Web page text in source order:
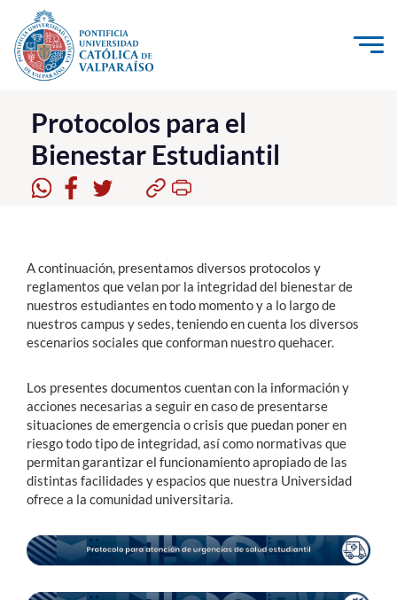
Click acá para ir directamente al contenido
La Universidad
Investigación, Creación e Innovación
PUCV Internacional
Admisión
Pregrado
Postgrado
Formación Continua
Estudiantes
Académicos
Alumni
Protocolos para el
Bienestar Estudiantil
A continuación, presentamos diversos protocolos y
reglamentos que velan por la integridad del bienestar de
nuestros estudiantes en todo momento y a lo largo de
nuestros campus y sedes, teniendo en cuenta los diversos
escenarios sociales que conforman nuestro quehacer.
Los presentes documentos cuentan con la información y
acciones necesarias a seguir en caso de presentarse
situaciones de emergencia o crisis que puedan poner en
riesgo todo tipo de integridad, así como normativas que
permitan garantizar el funcionamiento apropiado de las
distintas facilidades y espacios que nuestra Universidad
ofrece a la comunidad universitaria.